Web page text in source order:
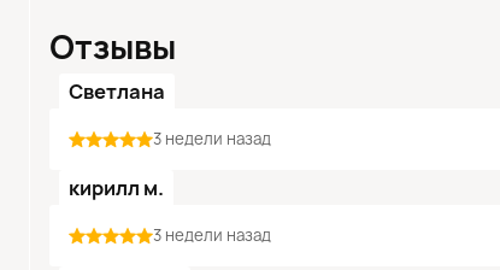
Отзывы
Светлана
3 недели назад
кирилл м.
3 недели назад